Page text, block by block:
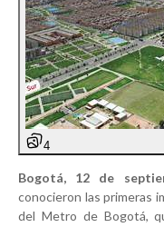
4
Bogotá, 12 de
conocieron las primeras
del Metro de Bogotá,